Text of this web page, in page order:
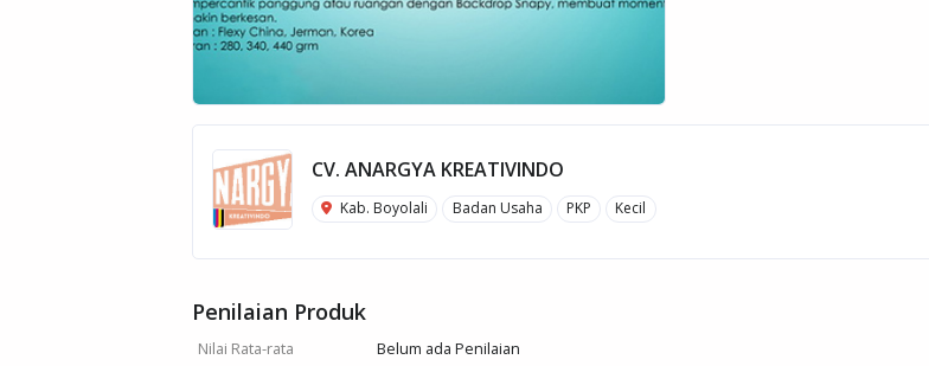
CV. ANARGYA KREATIVINDO
Kab. Boyolali Badan Usaha PKP Kecil
Penilaian Produk
Nilai Rata-rata
Belum ada Penilaian